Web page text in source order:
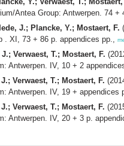
Antea Group: Antwerpen. 74 +
J.; Plancke, Y.; Mostaert, F.
. XI, 73 + 86 p. appendices pp.,
Verwaest, T.; Mostaert, F.
Antwerpen. IV, 10 + 2
Verwaest, T.; Mostaert, F.
Antwerpen. IV, 19 + appendices
Verwaest, T.; Mostaert, F.
Antwerpen. IV, 20 + 3 p.